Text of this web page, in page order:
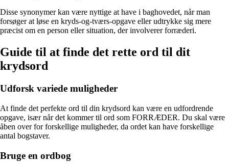
Disse synonymer kan være nyttige at have i baghovedet, når man
forsøger at løse en kryds-og-tværs-opgave eller udtrykke sig mere
præcist om en person eller situation, der involverer forræderi.
Guide til at finde det rette ord til dit
krydsord
Udforsk variede muligheder
At finde det perfekte ord til din krydsord kan være en udfordrende
opgave, især når det kommer til ord som FORRÆDER. Du skal være
åben over for forskellige muligheder, da ordet kan have forskellige
antal bogstaver.
Bruge en ordbog